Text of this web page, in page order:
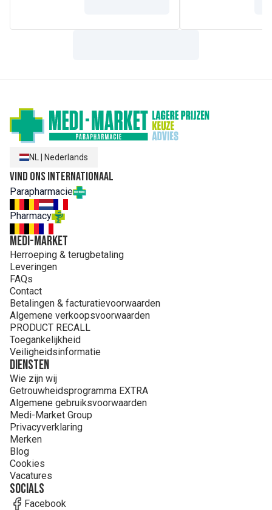
**Zonder ingrediënten van dierlijke oorsprong.
(LAVANDULA ANGUSTIFOLIA FLOWER WATER)*.
POTASSIUM SORBATE. RICINUS COMMUNIS (CASTOR)
SEED OIL (RICINUS COMMUNIS SEED OIL)*. SODIUM
NL Nederlands
Vind ons internationaal
Parapharmacie
Pharmacy
MEDI-MARKET
Herroeping & terugbetaling
Leveringen
FAQs
Contact
Betalingen & facturatievoorwaarden
Algemene verkoopsvoorwaarden
PRODUCT RECALL
Toegankelijkheid
Veiligheidsinformatie
Diensten
Wie zijn wij
Getrouwheidsprogramma EXTRA
Algemene gebruiksvoorwaarden
Medi-Market Group
Privacyverklaring
Merken
Blog
Cookies
Vacatures
Socials
Facebook